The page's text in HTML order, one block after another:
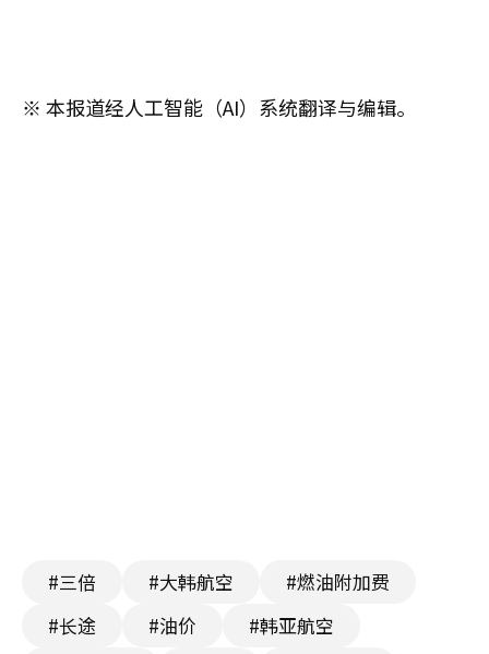
※ 本报道经人工智能（AI）系统翻译与编辑。
#三倍 #大韩航空
#燃油附加费
#长途
#油价
#韩亚航空